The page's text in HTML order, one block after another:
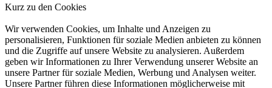
Kurz zu den Cookies
Wir verwenden Cookies, um Inhalte und Anzeigen zu
personalisieren, Funktionen für soziale Medien anbieten zu können
und die Zugriffe auf unsere Website zu analysieren. Außerdem
geben wir Informationen zu Ihrer Verwendung unserer Website an
unsere Partner für soziale Medien, Werbung und Analysen weiter.
Unsere Partner führen diese Informationen möglicherweise mit